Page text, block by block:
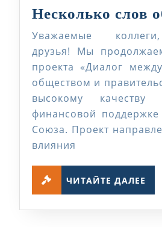
Несколько слов
Уважаемые
друзья! Мы
проекта «Диалог
обществом и
высокому
финансовой поддержке
Союза. Проект
влияния
ЧИТАЙТЕ ДАЛЕЕ